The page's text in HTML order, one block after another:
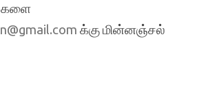
க்கு மின்னஞ்சல்